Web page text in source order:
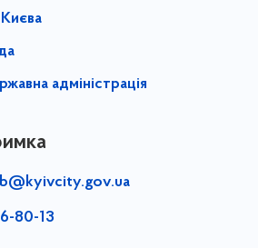
адміністрація
80-13